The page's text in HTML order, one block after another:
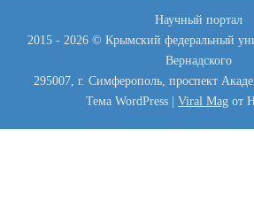
Научный портал
2015 - 2026 © Крымский федеральный
Вернадского
295007, г. Симферополь, проспект
Тема WordPress | Viral Mag от